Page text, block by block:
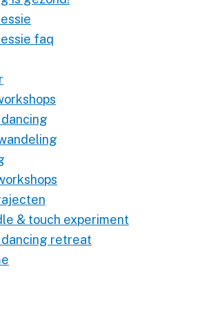
faq
& touch experiment
retreat